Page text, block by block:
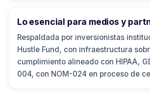
Lo esencial para medios y
Respaldada por inversionistas
Hustle Fund, con infraestructura
cumplimiento alineado con HIPAA,
004, con NOM-024 en proceso de